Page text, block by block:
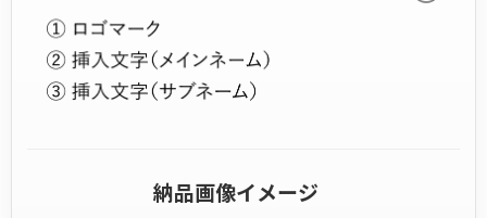
納品画像イメージ